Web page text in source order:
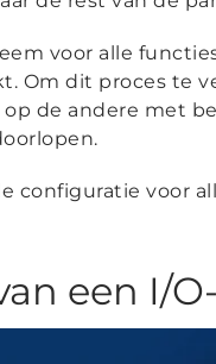
voor alle
Om dit proces te
de andere met
configuratie voor
een I/